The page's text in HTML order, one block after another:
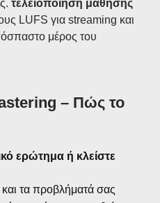
τελειοποίηση μάθησης
LUFS για streaming και
μέρος του
– Πώς το
ερώτημα ή κλείστε
τα προβλήματά σας